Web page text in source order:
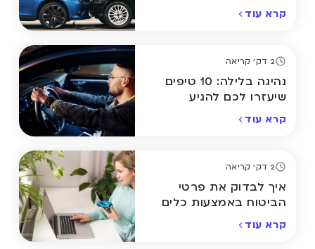
קרא עוד
2 דק' קריאה
נהיגה בלילה: 10 טיפים
שיעזרו לכם להגיע
קרא עוד
2 דק' קריאה
איך לבדוק את פרטי
הביטוח באמצעות כלים
קרא עוד